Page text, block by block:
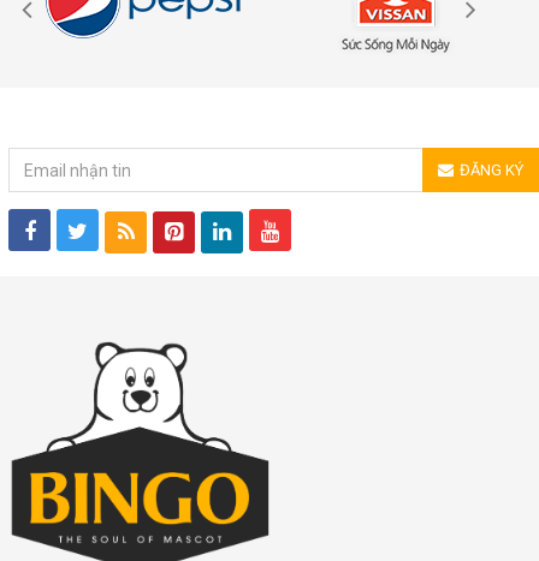
ĐĂNG KÝ